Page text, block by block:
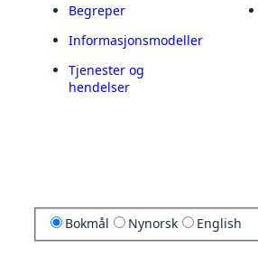
Begreper
Informasjonsmodeller
Tjenester og
hendelser
Bokmål Nynorsk English